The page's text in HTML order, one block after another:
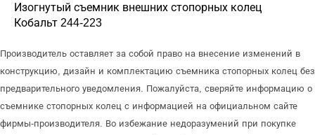
Изогнутый съемник внешних стопорных колец
Кобальт 244-223
Производитель оставляет за собой право на внесение изменений в
конструкцию, дизайн и комплектацию съемника стопорных колец без
предварительного уведомления. Пожалуйста, сверяйте информацию о
съемнике стопорных колец с информацией на официальном сайте
фирмы-производителя. Во избежание недоразумений при покупке